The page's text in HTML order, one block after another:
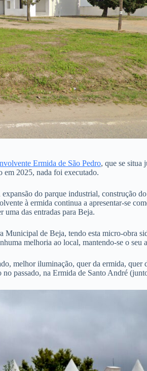
Ermida de São Pedro, que se situa
em 2025, nada foi executado.
do parque industrial, construção
à ermida continua a apresentar-se
uma das entradas para Beja.
de Beja, tendo esta micro-obra
melhoria ao local, mantendo-se o seu
melhor iluminação, quer da ermida,
passado, na Ermida de Santo André